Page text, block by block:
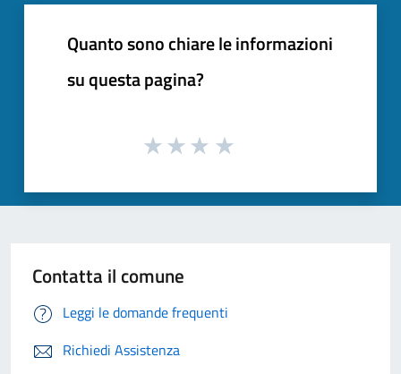
Quanto sono chiare le informazioni
su questa pagina?
Contatta il comune
Leggi le domande frequenti
Richiedi Assistenza